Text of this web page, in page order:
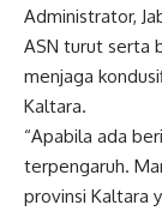
Administrator,
ASN turut serta
menjaga
Kaltara.
“Apabila ada
terpengaruh.
provinsi Kaltara